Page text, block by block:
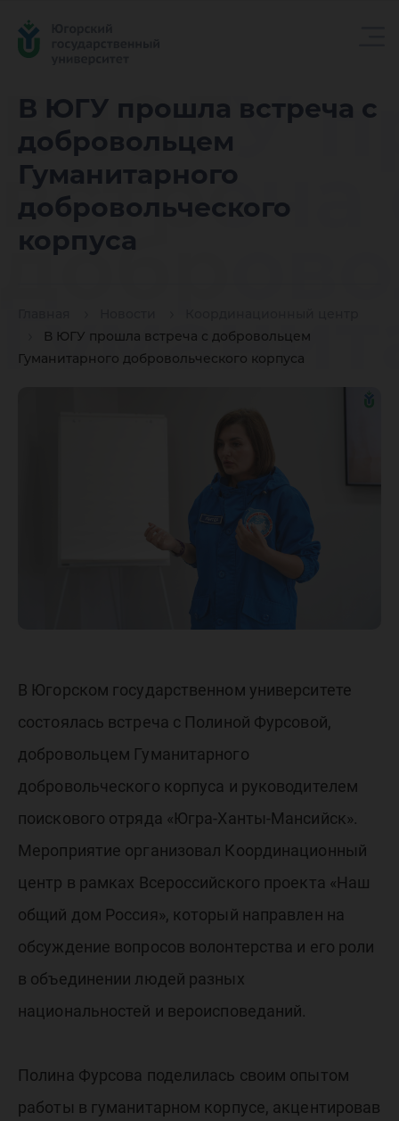
В ЮГУ прошла встреча с
добровольцем
Гуманитарного
добровольческого
корпуса
В ЮГУ прошла встреча с добровольцем
Гуманитарного добровольческого корпуса
В ЮГУ
встреча
корпуса
В Югорском государственном университете
состоялась встреча с Полиной Фурсовой,
добровольцем Гуманитарного
добровольческого корпуса и руководителем
поискового отряда «Югра-Ханты-Мансийск».
Мероприятие организовал Координационный
центр в рамках Всероссийского проекта «Наш
общий дом Россия», который направлен на
обсуждение вопросов волонтерства и его роли
в объединении людей разных
национальностей и вероисповеданий.
Полина Фурсова поделилась своим опытом
работы в гуманитарном корпусе, акцентировав